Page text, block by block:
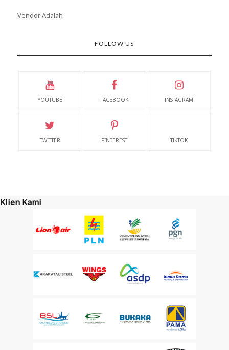
Vendor Adalah
FOLLOW US
YOUTUBE FACEBOOK INSTAGRAM
TWITTER PINTEREST TIKTOK
Klien Kami